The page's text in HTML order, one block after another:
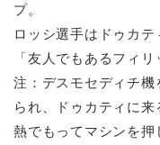
プ。
ロッシ選手はドゥカテ
「友人でもあるフィ
注：デスモセディチ
られ、ドゥカティに
熱でもってマシンを押